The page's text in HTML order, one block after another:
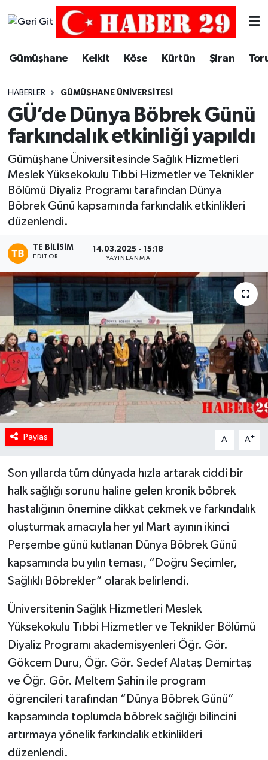
Gümüşhane Kelkit Köse Kürtün Şiran
HABERLER GÜMÜŞHANE ÜNIVERSITESI
GÜ’de Dünya Böbrek Günü
farkındalık etkinliği yapıldı
Gümüşhane Üniversitesinde Sağlık Hizmetleri
Meslek Yüksekokulu Tıbbi Hizmetler ve Teknikler
Bölümü Diyaliz Programı tarafından Dünya
Böbrek Günü kapsamında farkındalık etkinlikleri
düzenlendi.
TE BILISIM
EDITÖR
14.03.2025 - 15:18
YAYINLANMA
Paylaş A- A+
Son yıllarda tüm dünyada hızla artarak ciddi bir
halk sağlığı sorunu haline gelen kronik böbrek
hastalığının önemine dikkat çekmek ve farkındalık
oluşturmak amacıyla her yıl Mart ayının ikinci
Perşembe günü kutlanan Dünya Böbrek Günü
kapsamında bu yılın teması, “Doğru Seçimler,
Sağlıklı Böbrekler” olarak belirlendi.
Üniversitenin Sağlık Hizmetleri Meslek
Yüksekokulu Tıbbi Hizmetler ve Teknikler Bölümü
Diyaliz Programı akademisyenleri Öğr. Gör.
Gökcem Duru, Öğr. Gör. Sedef Alataş Demirtaş
ve Öğr. Gör. Meltem Şahin ile program
öğrencileri tarafından “Dünya Böbrek Günü”
kapsamında toplumda böbrek sağlığı bilincini
artırmaya yönelik farkındalık etkinlikleri
düzenlendi.
Merkez Trafik Yoğunluk Haritası
Süper Lig Puan Durumu ve Fikstür
Tüm Manşetler
Son Dakika Haberleri
Haber Arşivi